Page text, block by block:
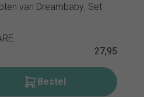
van Dreambaby. Set
27,95
Bestel